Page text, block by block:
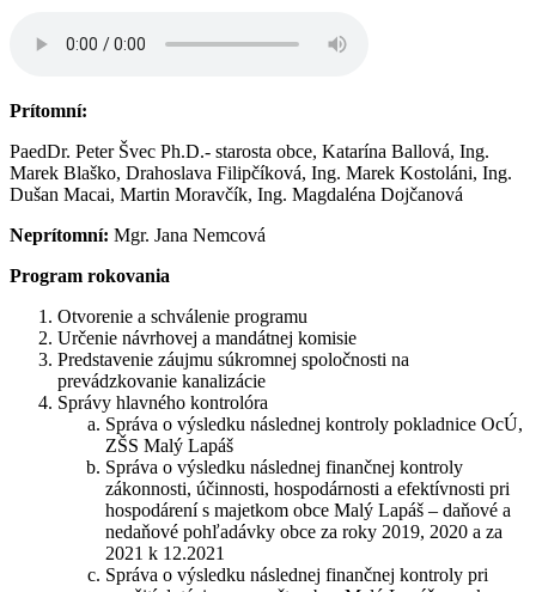
Prítomní:
PaedDr. Peter Švec Ph.D.- starosta obce, Katarína Ballová, Ing.
Marek Blaško, Drahoslava Filipčíková, Ing. Marek Kostoláni, Ing.
Dušan Macai, Martin Moravčík, Ing. Magdaléna Dojčanová
Neprítomní: Mgr. Jana Nemcová
Program rokovania
Otvorenie a schválenie programu
Určenie návrhovej a mandátnej komisie
Predstavenie záujmu súkromnej spoločnosti na
prevádzkovanie kanalizácie
Správy hlavného kontrolóra
Správa o výsledku následnej kontroly pokladnice OcÚ,
ZŠS Malý Lapáš
Správa o výsledku následnej finančnej kontroly
zákonnosti, účinnosti, hospodárnosti a efektívnosti pri
hospodárení s majetkom obce Malý Lapáš – daňové a
nedaňové pohľadávky obce za roky 2019, 2020 a za
2021 k 12.2021
Správa o výsledku následnej finančnej kontroly pri